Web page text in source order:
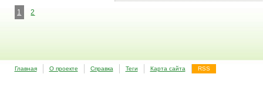
1 2
Главная О проекте Справка Теги Карта сайта RSS